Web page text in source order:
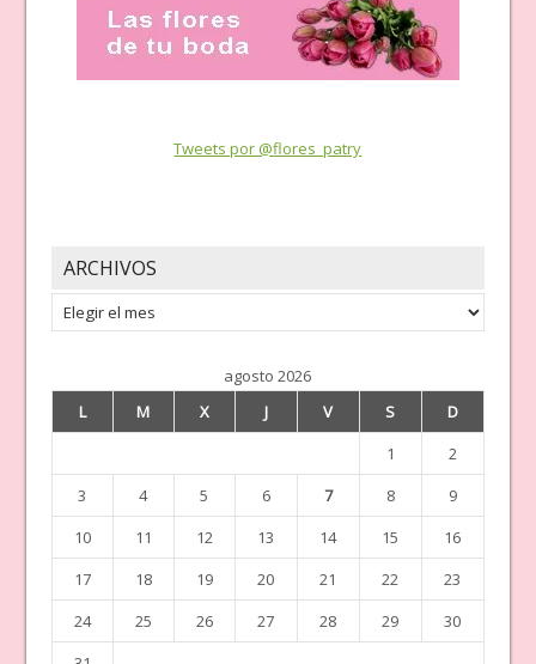
Tweets por @flores_patry
ARCHIVOS
Archivos
agosto 2026
L
M X J V S
D
1
2
3
4 5 6 7 8
9
10
11 12 13 14 15
16
17
18 19 20 21 22
23
24
25 26 27 28 29
30